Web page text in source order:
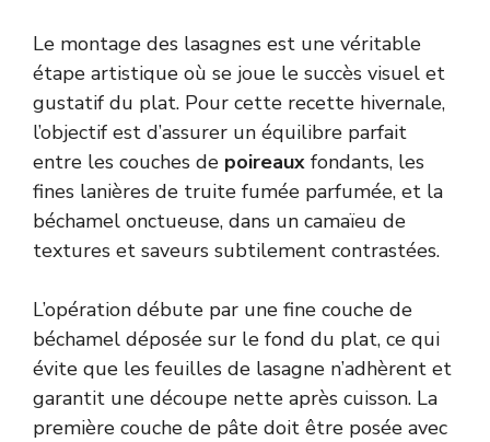
Le montage des lasagnes est une véritable
étape artistique où se joue le succès visuel et
gustatif du plat. Pour cette recette hivernale,
l’objectif est d’assurer un équilibre parfait
entre les couches de poireaux fondants, les
fines lanières de truite fumée parfumée, et la
béchamel onctueuse, dans un camaïeu de
textures et saveurs subtilement contrastées.
L’opération débute par une fine couche de
béchamel déposée sur le fond du plat, ce qui
évite que les feuilles de lasagne n’adhèrent et
garantit une découpe nette après cuisson. La
première couche de pâte doit être posée avec